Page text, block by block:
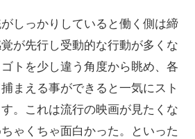
しっかりしていると働く側は締
が先行し受動的な行動が多くな
トを少し違う角度から眺め、各
まえる事ができると一気にスト
。これは流行の映画が見たくな
ゃくちゃ面白かった。といった